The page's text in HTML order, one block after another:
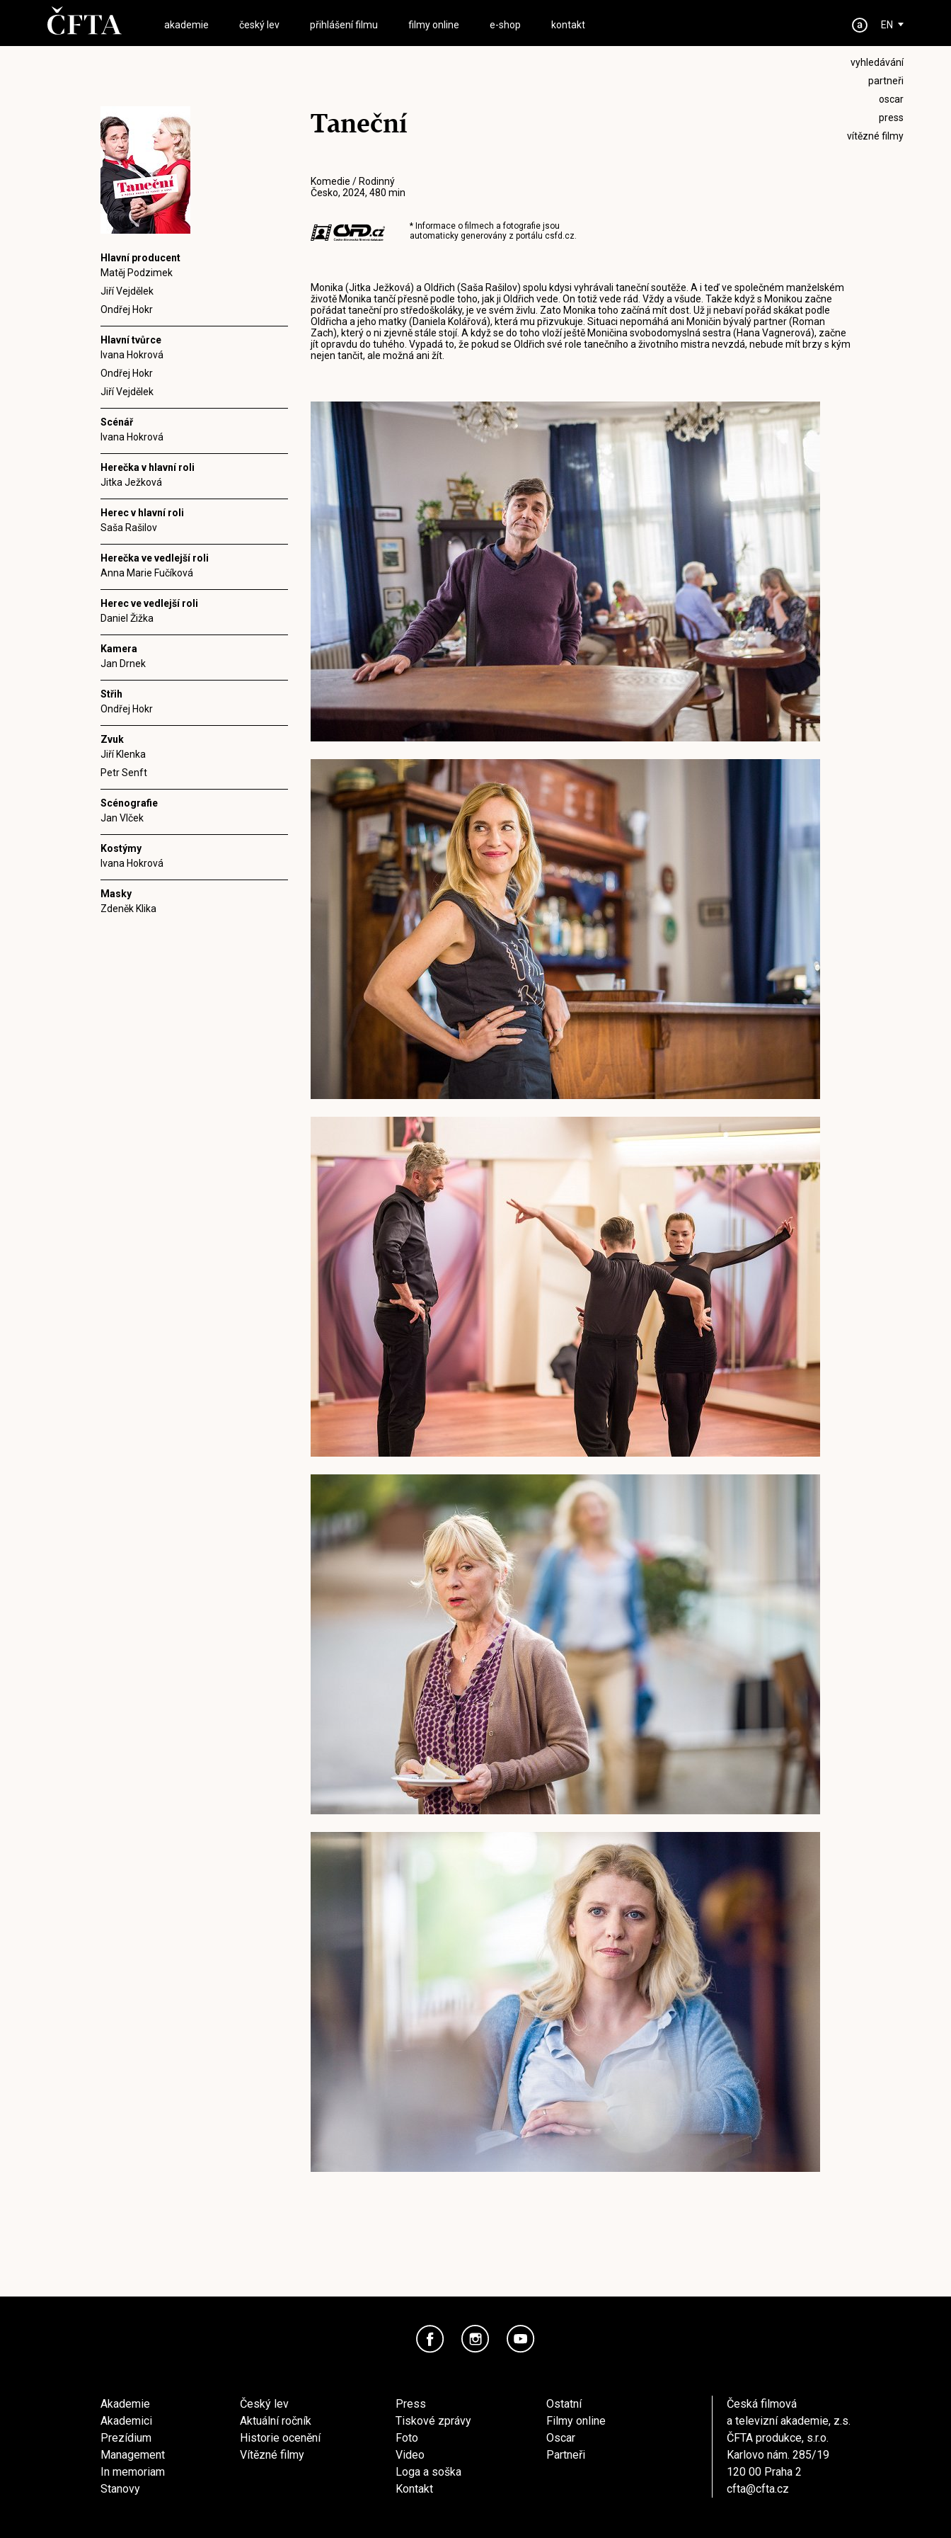
akademie český lev přihlášení filmu filmy online e-shop kontakt EN
vyhledávání
partneři
oscar
press
vítězné filmy
Hlavní producent
Matěj Podzimek
Jiří Vejdělek
Ondřej Hokr
Hlavní tvůrce
Ivana Hokrová
Ondřej Hokr
Jiří Vejdělek
Scénář
Ivana Hokrová
Herečka v hlavní roli
Jitka Ježková
Herec v hlavní roli
Saša Rašilov
Herečka ve vedlejší roli
Anna Marie Fučíková
Herec ve vedlejší roli
Daniel Žižka
Kamera
Jan Drnek
Střih
Ondřej Hokr
Zvuk
Jiří Klenka
Petr Senft
Scénografie
Jan Vlček
Kostýmy
Ivana Hokrová
Masky
Zdeněk Klika
Taneční
Komedie / Rodinný
Česko, 2024, 480 min
* Informace o filmech a fotografie jsou
automaticky generovány z portálu csfd.cz.
Monika (Jitka Ježková) a Oldřich (Saša Rašilov) spolu kdysi vyhrávali taneční soutěže. A i teď ve společném manželském
životě Monika tančí přesně podle toho, jak ji Oldřich vede. On totiž vede rád. Vždy a všude. Takže když s Monikou začne
pořádat taneční pro středoškoláky, je ve svém živlu. Zato Monika toho začíná mít dost. Už ji nebaví pořád skákat podle
Oldřicha a jeho matky (Daniela Kolářová), která mu přizvukuje. Situaci nepomáhá ani Moničin bývalý partner (Roman
Zach), který o ni zjevně stále stojí. A když se do toho vloží ještě Moničina svobodomyslná sestra (Hana Vagnerová), začne
jít opravdu do tuhého. Vypadá to, že pokud se Oldřich své role tanečního a životního mistra nevzdá, nebude mít brzy s kým
nejen tančit, ale možná ani žít.
Akademie
Akademici
Prezídium
Management
In memoriam
Stanovy
Český lev
Aktuální ročník
Historie ocenění
Vítězné filmy
Press
Tiskové zprávy
Foto
Video
Loga a soška
Kontakt
Ostatní
Filmy online
Oscar
Partneři
Česká filmová
a televizní akademie, z.s.
ČFTA produkce, s.r.o.
Karlovo nám. 285/19
120 00 Praha 2
cfta@cfta.cz